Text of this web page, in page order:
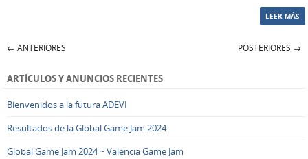
LEER MÁS
Navegación de Entradas
← ANTERIORES POSTERIORES →
ARTÍCULOS Y ANUNCIOS RECIENTES
Bienvenidos a la futura ADEVI
Resultados de la Global Game Jam 2024
Global Game Jam 2024 ~ Valencia Game Jam